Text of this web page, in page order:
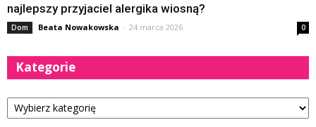
najlepszy przyjaciel alergika wiosną?
Dom Beata Nowakowska - 24 marca 2026 0
Kategorie
Kategorie